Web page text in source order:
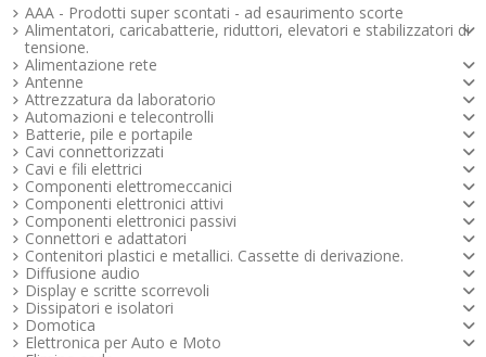
AAA - Prodotti super scontati - ad esaurimento scorte
Alimentatori, caricabatterie, riduttori, elevatori e stabilizzatori di
tensione.
Alimentazione rete
Antenne
Attrezzatura da laboratorio
Automazioni e telecontrolli
Batterie, pile e portapile
Cavi connettorizzati
Cavi e fili elettrici
Componenti elettromeccanici
Componenti elettronici attivi
Componenti elettronici passivi
Connettori e adattatori
Contenitori plastici e metallici. Cassette di derivazione.
Diffusione audio
Display e scritte scorrevoli
Dissipatori e isolatori
Domotica
Elettronica per Auto e Moto